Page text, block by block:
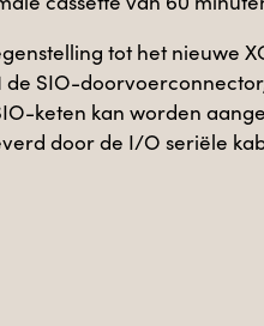
tot het nieuwe
de SIO-
keten kan worden
door de I/O seriële